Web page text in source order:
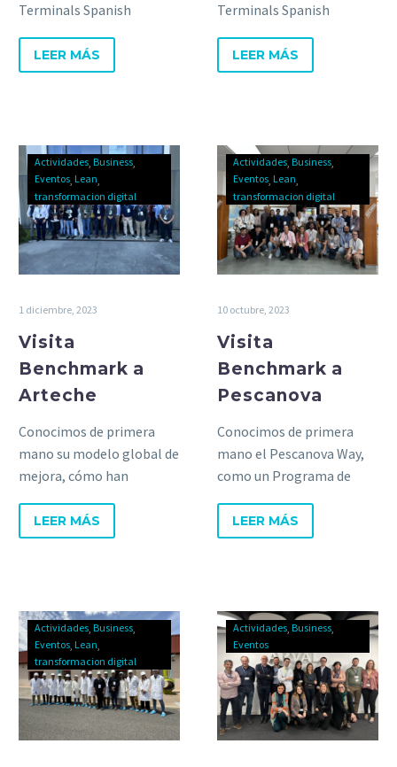
Terminals Spanish
su terminal de Barcelona.
LEER MÁS
Terminals Spanish
incorporando la filosofía y
cultura dentro del
LEER MÁS
Actividades Business
Eventos Lean
transformacion digital
1 diciembre, 2023
Visita
Benchmark a
Arteche
Conocimos de primera
mano su modelo global de
mejora, cómo han
diaria, su logística o sus
diseños de línea, etc.
LEER MÁS
Actividades Business
Eventos Lean
transformacion digital
10 octubre, 2023
Visita
Benchmark a
Pescanova
Conocimos de primera
mano el Pescanova Way,
como un Programa de
sus avances en
transformación digital.
LEER MÁS
Actividades Business
Eventos Lean
transformacion digital
Actividades Business
Eventos